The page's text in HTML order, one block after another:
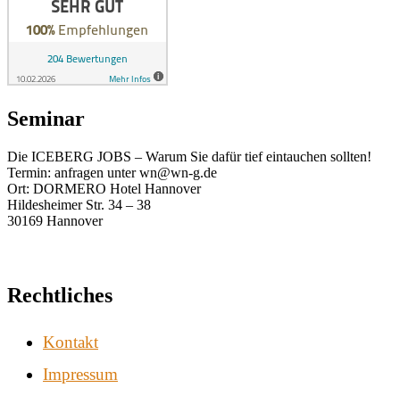
Seminar
Die ICEBERG JOBS – Warum Sie dafür tief eintauchen sollten!
Termin: anfragen unter wn@wn-g.de
Ort: DORMERO Hotel Hannover
Hildesheimer Str. 34 – 38
30169 Hannover
Rechtliches
Kontakt
Impressum